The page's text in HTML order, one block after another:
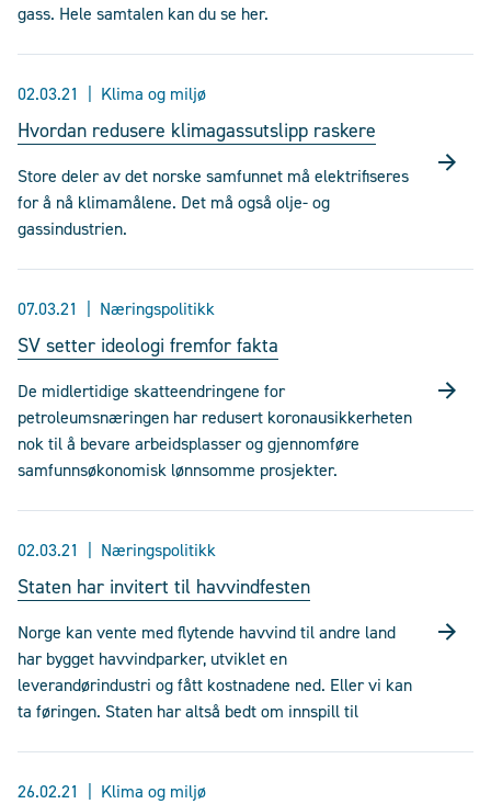
gass. Hele samtalen kan du se her.
02.03.21 Klima og miljø
Hvordan redusere klimagassutslipp raskere
Store deler av det norske samfunnet må elektrifiseres
for å nå klimamålene. Det må også olje- og
gassindustrien.
07.03.21 Næringspolitikk
SV setter ideologi fremfor fakta
De midlertidige skatteendringene for
petroleumsnæringen har redusert koronausikkerheten
nok til å bevare arbeidsplasser og gjennomføre
samfunnsøkonomisk lønnsomme prosjekter.
02.03.21 Næringspolitikk
Staten har invitert til havvindfesten
Norge kan vente med flytende havvind til andre land
har bygget havvindparker, utviklet en
leverandørindustri og fått kostnadene ned. Eller vi kan
ta føringen. Staten har altså bedt om innspill til
26.02.21 Klima og miljø